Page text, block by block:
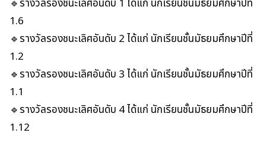
🔹รางวัลรองชนะเลิศอันดับ 1 ได้แก่ นักเรียนชั้นมัธยมศึกษาปีที่
1.6
🔹รางวัลรองชนะเลิศอันดับ 2 ได้แก่ นักเรียนชั้นมัธยมศึกษาปีที่
1.2
🔹รางวัลรองชนะเลิศอันดับ 3 ได้แก่ นักเรียนชั้นมัธยมศึกษาปีที่
1.1
🔹รางวัลรองชนะเลิศอันดับ 4 ได้แก่ นักเรียนชั้นมัธยมศึกษาปีที่
1.12